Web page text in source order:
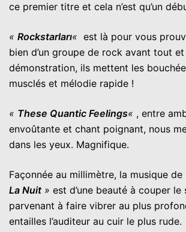
ce premier titre et cela n’est qu’un
« Rockstarları« est là pour vous
bien d’un groupe de rock avant tout
démonstration, ils mettent les
musclés et mélodie rapide !
« These Quantic Feelings« , entre
envoûtante et chant poignant, nous
dans les yeux. Magnifique.
Façonnée au millimètre, la musique de
La Nuit » est d’une beauté à couper le
parvenant à faire vibrer au plus
entailles l’auditeur au cuir le plus rude.